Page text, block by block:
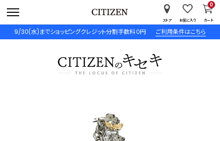
9/30(水)までショッピングクレジット分割手数料０円 ご利用条件はこちら
ストア お気に入り カート
0